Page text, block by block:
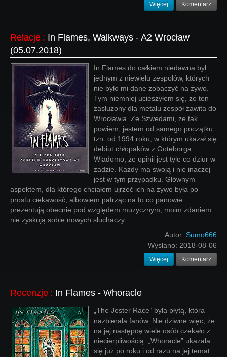
Więcej Komentarz
Relacje : In Flames, Walkways - A2 Wrocław
(05.07.2018)
In Flames do całkiem niedawna był
jednym z niewielu zespołów, których
nie było mi dane zobaczyć na żywo.
Tym niemniej ucieszyłem się, że ten
zasłużony dla metalu zespół zawita do
Wrocławia. Ze Szwedami, że tak
powiem, jestem od samego początku,
tzn. od 1994 roku, w którym ukazał się
debiut chłopaków z Goteborga.
Wiadomo, że opinii jest tyle co dziur w
zadzie. Każdy ma swoją i nie inaczej
jest w tym przypadku. Głównym
aspektem, dla którego chciałem ujrzeć ich na żywo była po
prostu ciekawość, albowiem patrząc na to co panowie
prezentują obecnie pod względem muzycznym, moim zdaniem
nie zyskują sobie nowych słuchaczy.
Autor: Sumo666
Wysłano: 2018-08-06
Więcej Komentarz
Recenzje : In Flames - Whoracle
„The Jester Race” była płytą, która
nazbierała fanów. Nie dziwne więc, że
na jej następcę wiele osób czekało z
niecierpliwością. „Whoracle” ukazała
się już po roku i od razu na jej temat